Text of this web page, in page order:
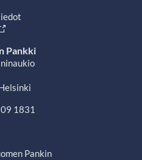
Pankki
1831
Pankin